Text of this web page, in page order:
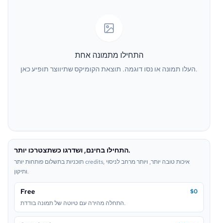
Pop Art Neon Sign
Lego
התחילו מתמונה אחת
העלו תמונה או נסו דוגמה. תוצאת הקומיקס שתיווצר תופיע כאן.
התחילו בחינם, ושדרגו כשתצטרכו יותר.
תוכניות בתשלום פותחות יותר credits, איכות טובה יותר, ויותר מרחב לניסוי
ותיקון.
Free
$0
התחלה מהירה עם טיוטה של תמונה בודדת.